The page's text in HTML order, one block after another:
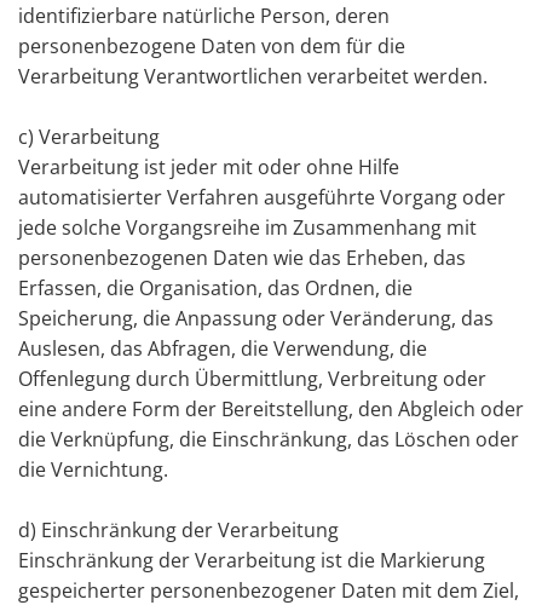
identifizierbare natürliche Person, deren
personenbezogene Daten von dem für die
Verarbeitung Verantwortlichen verarbeitet werden.
c) Verarbeitung
Verarbeitung ist jeder mit oder ohne Hilfe
automatisierter Verfahren ausgeführte Vorgang oder
jede solche Vorgangsreihe im Zusammenhang mit
personenbezogenen Daten wie das Erheben, das
Erfassen, die Organisation, das Ordnen, die
Speicherung, die Anpassung oder Veränderung, das
Auslesen, das Abfragen, die Verwendung, die
Offenlegung durch Übermittlung, Verbreitung oder
eine andere Form der Bereitstellung, den Abgleich oder
die Verknüpfung, die Einschränkung, das Löschen oder
die Vernichtung.
d) Einschränkung der Verarbeitung
Einschränkung der Verarbeitung ist die Markierung
gespeicherter personenbezogener Daten mit dem Ziel,